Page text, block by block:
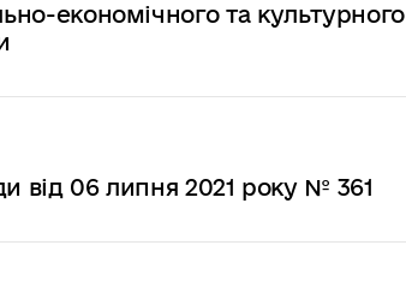
економічного та культурного
від 06 липня 2021 року № 361